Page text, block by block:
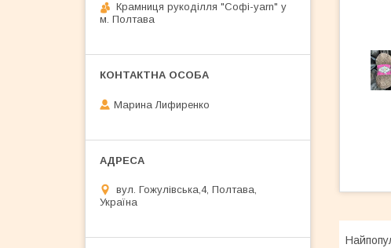
Крамниця рукоділля "Софі-yarn" у
м. Полтава
Марина Лифиренко
вул. Гожулівська,4, Полтава,
Україна